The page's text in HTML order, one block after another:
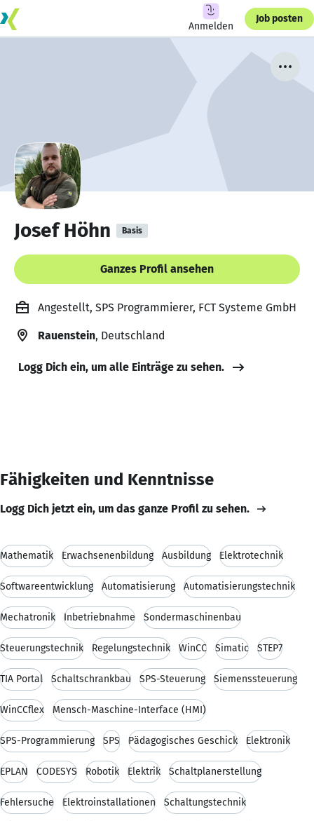
Anmelden
Job posten
Josef Höhn Basis
Ganzes Profil ansehen
Angestellt, SPS Programmierer, FCT Systeme GmbH
Rauenstein, Deutschland
Logg Dich ein, um alle Einträge zu sehen.
Fähigkeiten und Kenntnisse
Logg Dich jetzt ein, um das ganze Profil zu sehen.
Mathematik Erwachsenenbildung Ausbildung Elektrotechnik
Softwareentwicklung Automatisierung Automatisierungstechnik
Mechatronik Inbetriebnahme Sondermaschinenbau
Steuerungstechnik Regelungstechnik WinCC Simatic STEP7
TIA Portal Schaltschrankbau SPS-Steuerung Siemenssteuerung
WinCCflex Mensch-Maschine-Interface (HMI)
SPS-Programmierung SPS Pädagogisches Geschick Elektronik
EPLAN CODESYS Robotik Elektrik Schaltplanerstellung
Fehlersuche Elektroinstallationen Schaltungstechnik